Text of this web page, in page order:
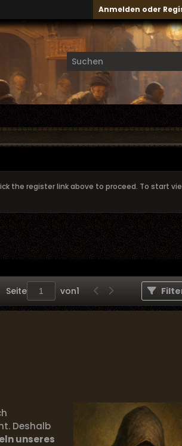
Anmelden oder
the register link above to proceed. To start
Seite von1
Deshalb
unseres